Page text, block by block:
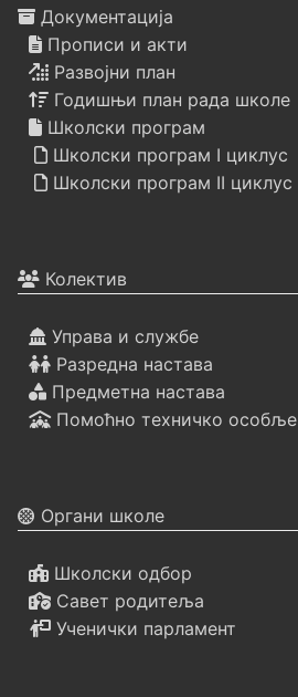
Документација
Прописи и акти
Развојни план
Годишњи план рада школе
Школски програм
Школски програм I циклус
Школски програм II циклус
Колектив
Управа и службе
Разредна настава
Предметна настава
Помоћно техничко особље
Органи школе
Школски одбор
Савет родитеља
Ученички парламент